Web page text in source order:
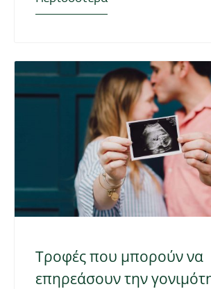
Τροφές που μπορούν να
επηρεάσουν την